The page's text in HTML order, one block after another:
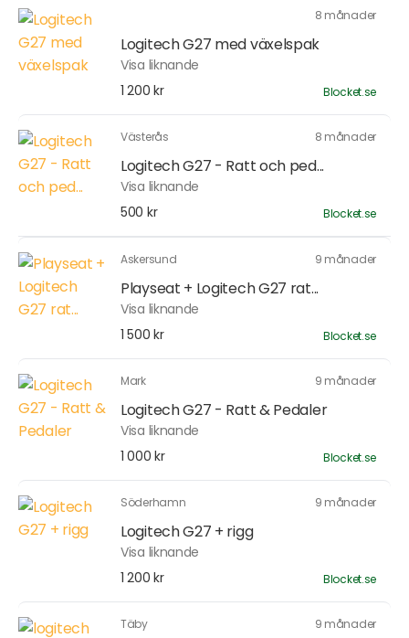
8 månader
Logitech G27 med växelspak
Visa liknande
1 200 kr
Blocket.se
Västerås 8 månader
Logitech G27 - Ratt och ped...
Visa liknande
500 kr
Blocket.se
Askersund 9 månader
Playseat + Logitech G27 rat...
Visa liknande
1 500 kr
Blocket.se
Mark 9 månader
Logitech G27 - Ratt & Pedaler
Visa liknande
1 000 kr
Blocket.se
Söderhamn 9 månader
Logitech G27 + rigg
Visa liknande
1 200 kr
Blocket.se
Täby 9 månader